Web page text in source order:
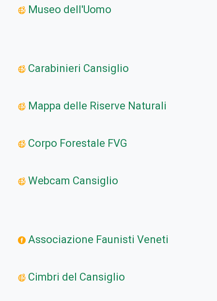
Museo dell'Uomo
Carabinieri Cansiglio
Mappa delle Riserve Naturali
Corpo Forestale FVG
Webcam Cansiglio
Associazione Faunisti Veneti
Cimbri del Cansiglio